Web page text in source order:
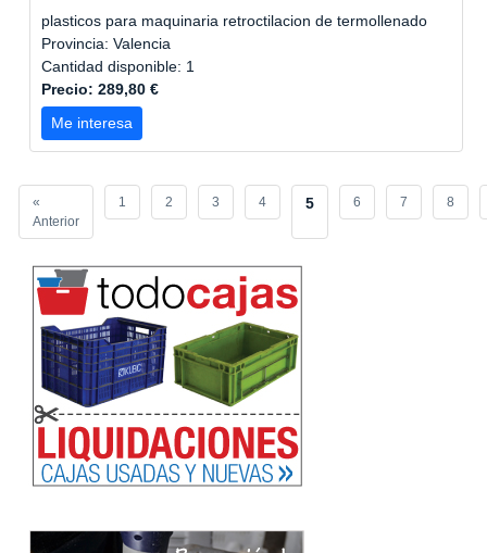
plasticos para maquinaria retroctilacion de termollenado
Provincia: Valencia
Cantidad disponible: 1
Precio: 289,80 €
Me interesa
«
Anterior
1 2 3 4 5 6 7 8